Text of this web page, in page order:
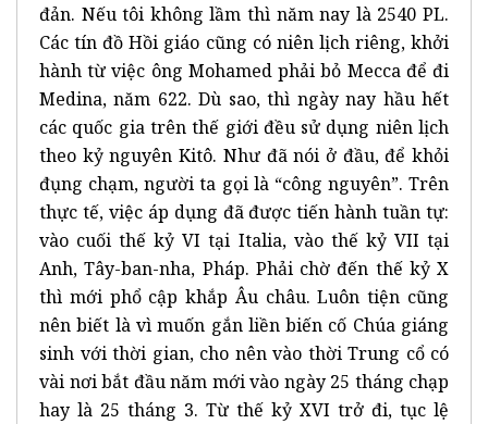
đản. Nếu tôi không lầm thì năm nay là 2540 PL.
Các tín đồ Hồi giáo cũng có niên lịch riêng, khởi
hành từ việc ông Mohamed phải bỏ Mecca để đi
Medina, năm 622. Dù sao, thì ngày nay hầu hết
các quốc gia trên thế giới đều sử dụng niên lịch
theo kỷ nguyên Kitô. Như đã nói ở đầu, để khỏi
đụng chạm, người ta gọi là “công nguyên”. Trên
thực tế, việc áp dụng đã được tiến hành tuần tự:
vào cuối thế kỷ VI tại Italia, vào thế kỷ VII tại
Anh, Tây-ban-nha, Pháp. Phải chờ đến thế kỷ X
thì mới phổ cập khắp Âu châu. Luôn tiện cũng
nên biết là vì muốn gắn liền biến cố Chúa giáng
sinh với thời gian, cho nên vào thời Trung cổ có
vài nơi bắt đầu năm mới vào ngày 25 tháng chạp
hay là 25 tháng 3. Từ thế kỷ XVI trở đi, tục lệ